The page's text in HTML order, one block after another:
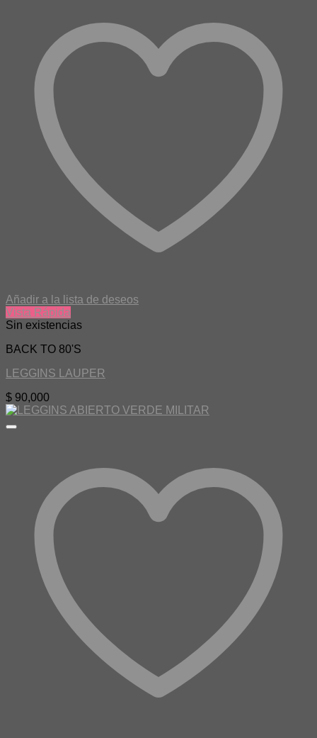
Añadir a la lista de deseos
Vista Rápida
Sin existencias
BACK TO 80'S
LEGGINS LAUPER
$ 90,000